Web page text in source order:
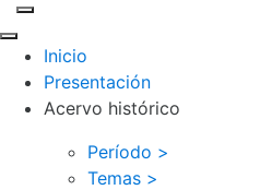
Inicio
Presentación
Acervo histórico
Período >
Temas >